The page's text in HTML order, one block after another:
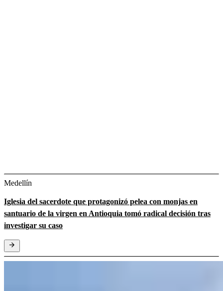
Medellín
Iglesia del sacerdote que protagonizó pelea con monjas en
santuario de la virgen en Antioquia tomó radical decisión tras
investigar su caso